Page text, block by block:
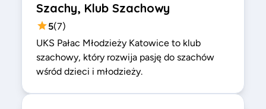
Szachy, Klub Szachowy
5(7)
UKS Pałac Młodzieży Katowice to klub
szachowy, który rozwija pasję do szachów
wśród dzieci i młodzieży.